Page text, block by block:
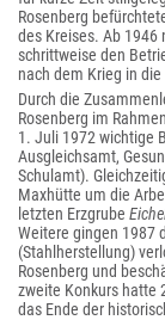
Rosenberg
des Kreises. Ab 1946
schrittweise den
nach dem Krieg in
Durch die
Rosenberg im
1. Juli 1972 wichtige
Ausgleichsamt,
Schulamt).
Maxhütte um die
letzten Erzgrube
Weitere gingen 1987
(Stahlherstellung)
Rosenberg und
zweite Konkurs hatte
das Ende der